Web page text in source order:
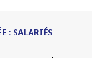
: SALARIÉS